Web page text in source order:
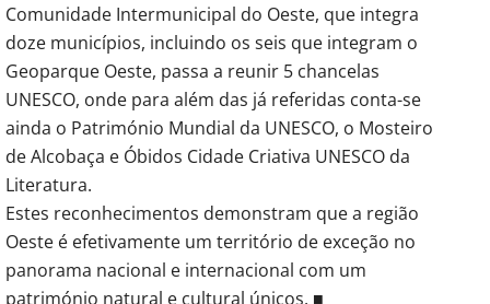
Comunidade Intermunicipal do Oeste, que integra
doze municípios, incluindo os seis que integram o
Geoparque Oeste, passa a reunir 5 chancelas
UNESCO, onde para além das já referidas conta-se
ainda o Património Mundial da UNESCO, o Mosteiro
de Alcobaça e Óbidos Cidade Criativa UNESCO da
Literatura.
Estes reconhecimentos demonstram que a região
Oeste é efetivamente um território de exceção no
panorama nacional e internacional com um
património natural e cultural únicos. ■